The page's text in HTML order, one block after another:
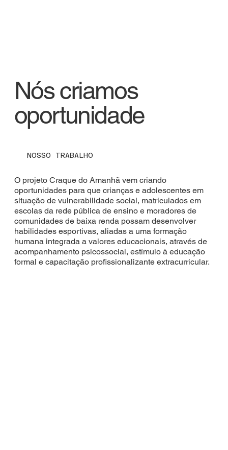
Nós criamos
oportunidade
NOSSO TRABALHO
O projeto Craque do Amanhã vem criando
oportunidades para que crianças e adolescentes em
situação de vulnerabilidade social, matriculados em
escolas da rede pública de ensino e moradores de
comunidades de baixa renda possam desenvolver
habilidades esportivas, aliadas a uma formação
humana integrada a valores educacionais, através de
acompanhamento psicossocial, estímulo à educação
formal e capacitação profissionalizante extracurricular.